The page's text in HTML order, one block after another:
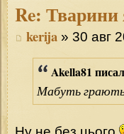
Re: Тварини
kerija » 30 авг
Akella81
Мабуть